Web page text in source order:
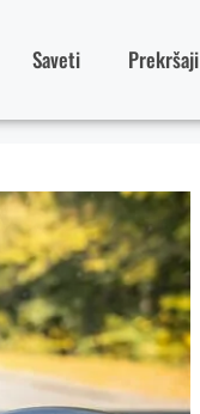
Saveti Prekršaji